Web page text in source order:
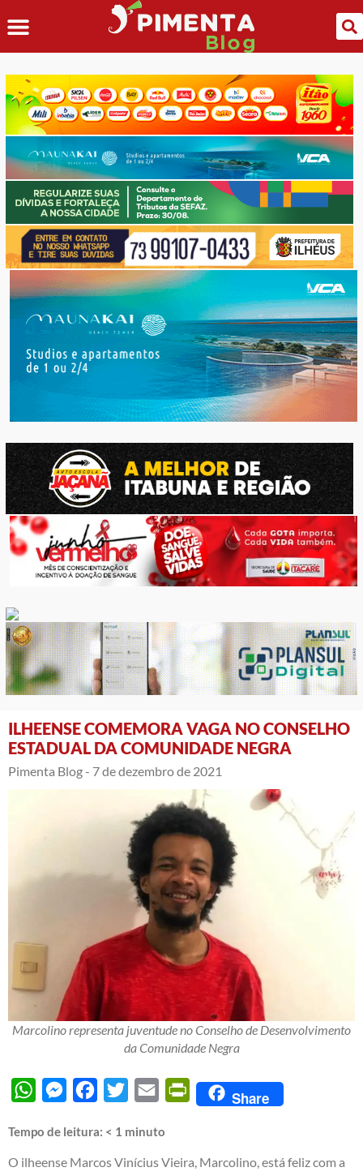
ILHEENSE COMEMORA VAGA NO CONSELHO
ESTADUAL DA COMUNIDADE NEGRA
Pimenta Blog - 7 de dezembro de 2021
Marcolino representa juventude no Conselho de Desenvolvimento
da Comunidade Negra
WhatsAppMessengerFacebook
Twitter Email PrintFriendly
Share
Tempo de leitura: < 1 minuto
O ilheense Marcos Vinícius Vieira, Marcolino, está feliz com a